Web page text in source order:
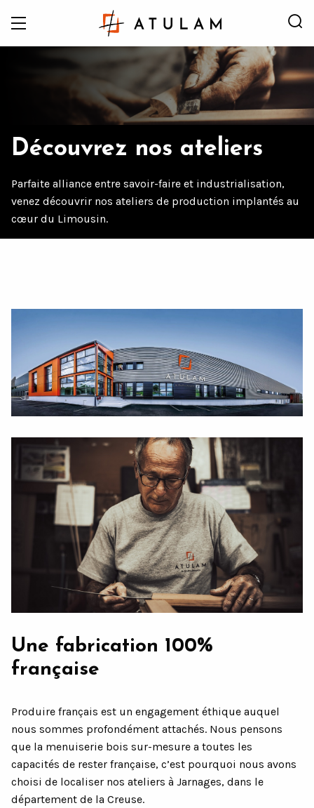
Accueil L'entreprise Découvrez nos ateliers
Découvrez nos ateliers
Parfaite alliance entre savoir-faire et industrialisation,
venez découvrir nos ateliers de production implantés au
cœur du Limousin.
Une fabrication 100%
française
Produire français est un engagement éthique auquel
nous sommes profondément attachés. Nous pensons
que la menuiserie bois sur-mesure a toutes les
capacités de rester française, c’est pourquoi nous avons
choisi de localiser nos ateliers à Jarnages, dans le
département de la Creuse.